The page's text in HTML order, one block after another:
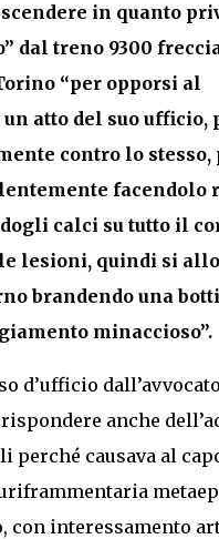
in quanto
dal treno 9300
“per opporsi al
atto del suo ufficio,
contro lo stesso,
facendolo
calci su tutto il
lesioni, quindi si
brandendo una
minaccioso”.
d’ufficio
anche
perché causava al
con interessamento